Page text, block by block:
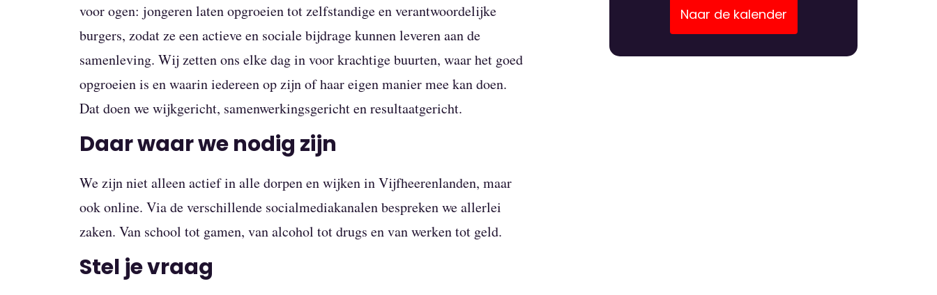
voor ogen: jongeren laten opgroeien tot zelfstandige en verantwoordelijke
burgers, zodat ze een actieve en sociale bijdrage kunnen leveren aan de
samenleving. Wij zetten ons elke dag in voor krachtige buurten, waar het goed
opgroeien is en waarin iedereen op zijn of haar eigen manier mee kan doen.
Dat doen we wijkgericht, samenwerkingsgericht en resultaatgericht.
Daar waar we nodig zijn
We zijn niet alleen actief in alle dorpen en wijken in Vijfheerenlanden, maar
ook online. Via de verschillende socialmediakanalen bespreken we allerlei
zaken. Van school tot gamen, van alcohol tot drugs en van werken tot geld.
Stel je vraag
Naar de kalender